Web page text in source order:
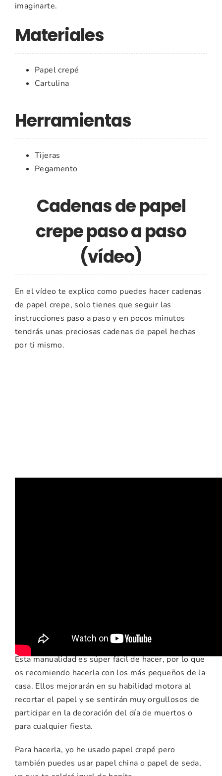
imaginarte.
Materiales
Papel crepé
Cartulina
Herramientas
Tijeras
Pegamento
Cadenas de papel
crepe paso a paso
(vídeo)
En el vídeo te explico como puedes hacer cadenas
de papel crepe, solo tienes que seguir las
instrucciones paso a paso y en pocos minutos
tendrás unas preciosas cadenas de papel hechas
por ti mismo.
Esta manualidad es súper fácil de hacer, por lo que
os recomiendo hacerla con los más pequeños de la
casa. Ellos mejorarán en su habilidad motora al
recortar el papel y se sentirán muy orgullosos de
participar en la decoración del día de muertos o
para cualquier fiesta.
Para hacerla, yo he usado papel crepé pero
también puedes usar papel china o papel de seda,